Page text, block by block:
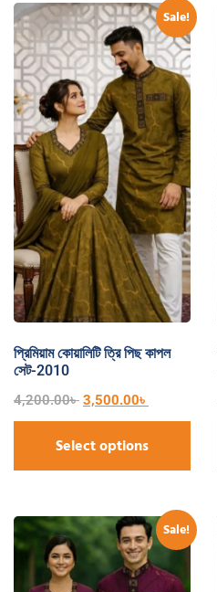
Sale!
প্রিমিয়াম কোয়ালিটি ত্রি পিছ কাপল
সেট-2010
4,200.00৳ 3,500.00৳
Select options
Sale!